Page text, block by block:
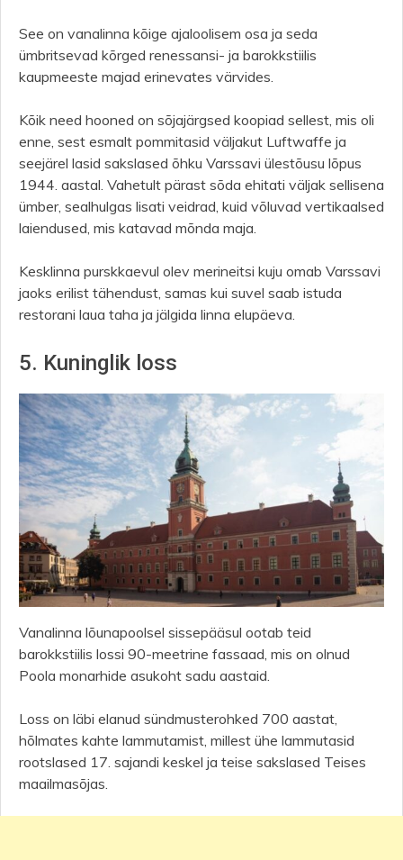
See on vanalinna kõige ajaloolisem osa ja seda
ümbritsevad kõrged renessansi- ja barokkstiilis
kaupmeeste majad erinevates värvides.
Kõik need hooned on sõjajärgsed koopiad sellest, mis oli
enne, sest esmalt pommitasid väljakut Luftwaffe ja
seejärel lasid sakslased õhku Varssavi ülestõusu lõpus
1944. aastal. Vahetult pärast sõda ehitati väljak sellisena
ümber, sealhulgas lisati veidrad, kuid võluvad vertikaalsed
laiendused, mis katavad mõnda maja.
Kesklinna purskkaevul olev merineitsi kuju omab Varssavi
jaoks erilist tähendust, samas kui suvel saab istuda
restorani laua taha ja jälgida linna elupäeva.
5. Kuninglik loss
Vanalinna lõunapoolsel sissepääsul ootab teid
barokkstiilis lossi 90-meetrine fassaad, mis on olnud
Poola monarhide asukoht sadu aastaid.
Loss on läbi elanud sündmusterohked 700 aastat,
hõlmates kahte lammutamist, millest ühe lammutasid
rootslased 17. sajandi keskel ja teise sakslased Teises
maailmasõjas.